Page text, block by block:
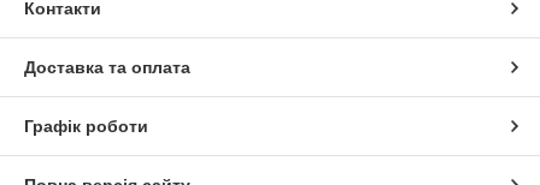
Контакти
Доставка та оплата
Графік роботи